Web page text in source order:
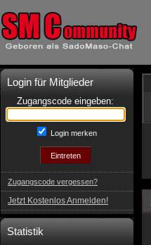
Login für Mitglieder
Zugangscode eingeben:
Login merken
Zugangscode vergessen?
Jetzt Kostenlos Anmelden!
Statistik